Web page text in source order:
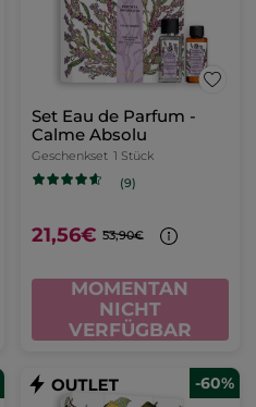
Set Eau de Parfum -
Calme Absolu
Geschenkset 1 Stück
(9)
21,56€ 53,90€
MOMENTAN
NICHT
VERFÜGBAR
-60%